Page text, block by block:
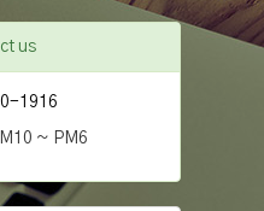
us
1916
~ PM6